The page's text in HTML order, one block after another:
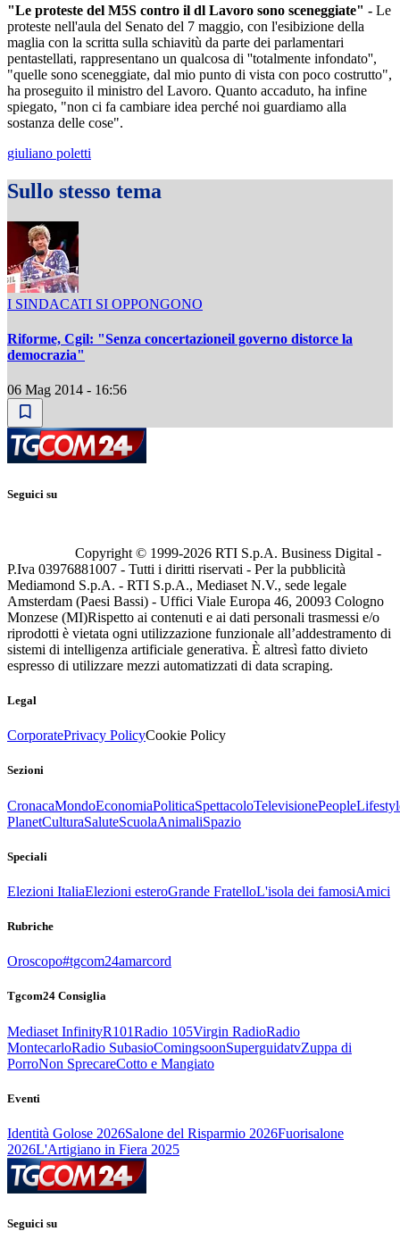
"Le proteste del M5S contro il dl Lavoro sono sceneggiate" - Le
proteste nell'aula del Senato del 7 maggio, con l'esibizione della
maglia con la scritta sulla schiavitù da parte dei parlamentari
pentastellati, rappresentano un qualcosa di ''totalmente infondato'',
"quelle sono sceneggiate, dal mio punto di vista con poco costrutto",
ha proseguito il ministro del Lavoro. Quanto accaduto, ha infine
spiegato, "non ci fa cambiare idea perché noi guardiamo alla
sostanza delle cose".
giuliano poletti
Sullo stesso tema
I SINDACATI SI OPPONGONO
Riforme, Cgil: "Senza concertazioneil governo distorce la
democrazia"
06 Mag 2014 - 16:56
Seguici su
Copyright © 1999-2026 RTI S.p.A. Business Digital -
P.Iva 03976881007 - Tutti i diritti riservati - Per la pubblicità
Mediamond S.p.A. - RTI S.p.A., Mediaset N.V., sede legale
Amsterdam (Paesi Bassi) - Uffici Viale Europa 46, 20093 Cologno
Monzese (MI)Rispetto ai contenuti e ai dati personali trasmessi e/o
riprodotti è vietata ogni utilizzazione funzionale all’addestramento di
sistemi di intelligenza artificiale generativa. È altresì fatto divieto
espresso di utilizzare mezzi automatizzati di data scraping.
Legal
CorporatePrivacy PolicyCookie Policy
Sezioni
CronacaMondoEconomiaPoliticaSpettacoloTelevisionePeople
PlanetCulturaSaluteScuolaAnimaliSpazio
Speciali
Elezioni ItaliaElezioni esteroGrande FratelloL'isola dei famosiAmici
Rubriche
Oroscopo#tgcom24amarcord
Tgcom24 Consiglia
Mediaset InfinityR101Radio 105Virgin RadioRadio
MontecarloRadio SubasioComingsoonSuperguidatvZuppa di
PorroNon SprecareCotto e Mangiato
Eventi
Identità Golose 2026Salone del Risparmio 2026Fuorisalone
2026L'Artigiano in Fiera 2025
Seguici su